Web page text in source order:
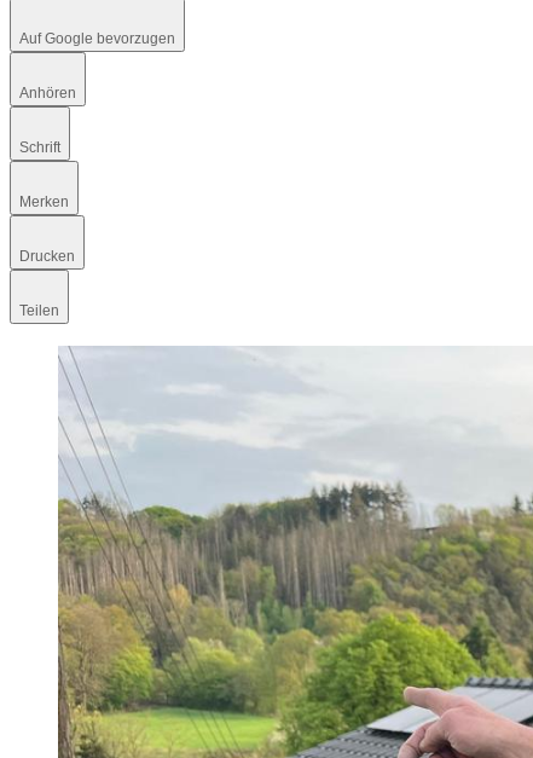
Auf Google bevorzugen
Anhören
Schrift
Merken
Drucken
Teilen